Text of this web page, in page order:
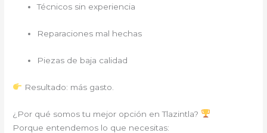
Técnicos sin experiencia
Reparaciones mal hechas
Piezas de baja calidad
Resultado: más gasto.
¿Por qué somos tu mejor opción en Tlazintla?
Porque entendemos lo que necesitas: